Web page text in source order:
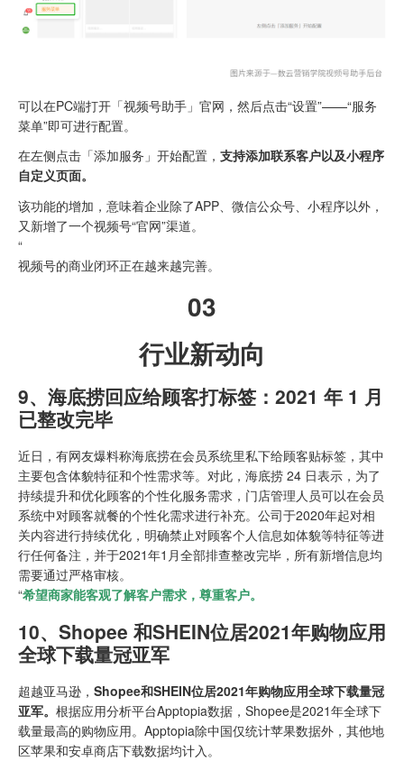
可以在PC端打开「视频号助手」官网，然后点击“设置”——“服务
菜单”即可进行配置。
在左侧点击「添加服务」开始配置， 支持添加联系客户以及小程序
自定义页面。
该功能的增加，意味着企业除了APP、微信公众号、小程序以外，
又新增了一个视频号“官网”渠道。
“
视频号的商业闭环正在越来越完善。
03
行业新动向
9、海底捞回应给顾客打标签：2021 年 1 月
已整改完毕
近日，有网友爆料称海底捞在会员系统里私下给顾客贴标签，其中
主要包含体貌特征和个性需求等。对此，海底捞 24 日表示，为了
持续提升和优化顾客的个性化服务需求，门店管理人员可以在会员
系统中对顾客就餐的个性化需求进行补充。公司于2020年起对相
关内容进行持续优化，明确禁止对顾客个人信息如体貌等特征等进
行任何备注，并于2021年1月全部排查整改完毕，所有新增信息均
需要通过严格审核。
“希望商家能客观了解客户需求，尊重客户。
10、 Shopee 和SHEIN位居2021年购物应用
全球下载量冠亚军
超越亚马逊， Shopee和SHEIN位居2021年购物应用全球下载量冠
亚军。 根据应用分析平台Apptopia数据，Shopee是2021年全球下
载量最高的购物应用。Apptopia除中国仅统计苹果数据外，其他地
区苹果和安卓商店下载数据均计入。